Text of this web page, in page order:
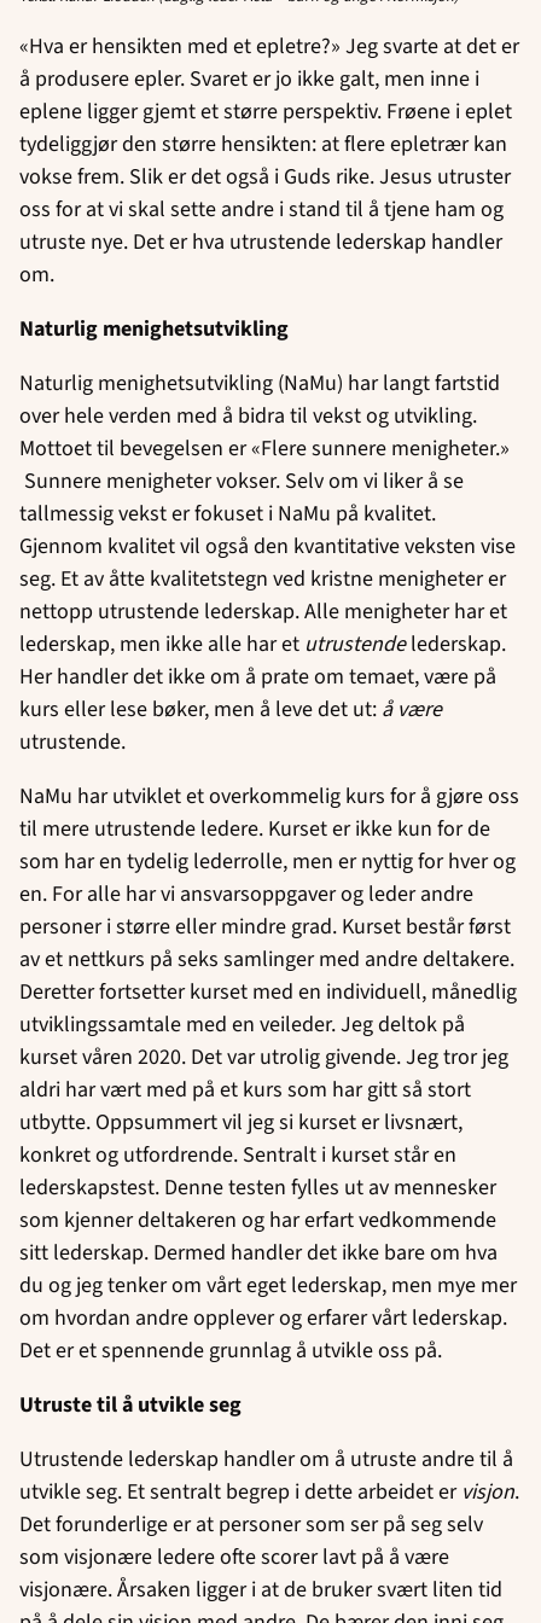
«Hva er hensikten med et epletre?» Jeg svarte at det er
å produsere epler. Svaret er jo ikke galt, men inne i
eplene ligger gjemt et større perspektiv. Frøene i eplet
tydeliggjør den større hensikten: at flere epletrær kan
vokse frem. Slik er det også i Guds rike. Jesus utruster
oss for at vi skal sette andre i stand til å tjene ham og
utruste nye. Det er hva utrustende lederskap handler
om.
Naturlig menighetsutvikling
Naturlig menighetsutvikling (NaMu) har langt fartstid
over hele verden med å bidra til vekst og utvikling.
Mottoet til bevegelsen er «Flere sunnere menigheter.»
Sunnere menigheter vokser. Selv om vi liker å se
tallmessig vekst er fokuset i NaMu på kvalitet.
Gjennom kvalitet vil også den kvantitative veksten vise
seg. Et av åtte kvalitetstegn ved kristne menigheter er
nettopp utrustende lederskap. Alle menigheter har et
lederskap, men ikke alle har et utrustendelederskap.
Her handler det ikke om å prate om temaet, være på
kurs eller lese bøker, men å leve det ut: å være
utrustende.
NaMu har utviklet et overkommelig kurs for å gjøre oss
til mere utrustende ledere. Kurset er ikke kun for de
som har en tydelig lederrolle, men er nyttig for hver og
en. For alle har vi ansvarsoppgaver og leder andre
personer i større eller mindre grad. Kurset består først
av et nettkurs på seks samlinger med andre deltakere.
Deretter fortsetter kurset med en individuell, månedlig
utviklingssamtale med en veileder. Jeg deltok på
kurset våren 2020. Det var utrolig givende. Jeg tror jeg
aldri har vært med på et kurs som har gitt så stort
utbytte. Oppsummert vil jeg si kurset er livsnært,
konkret og utfordrende. Sentralt i kurset står en
lederskapstest. Denne testen fylles ut av mennesker
som kjenner deltakeren og har erfart vedkommende
sitt lederskap. Dermed handler det ikke bare om hva
du og jeg tenker om vårt eget lederskap, men mye mer
om hvordan andre opplever og erfarer vårt lederskap.
Det er et spennende grunnlag å utvikle oss på.
Utruste til å utvikle seg
Utrustende lederskap handler om å utruste andre til å
utvikle seg. Et sentralt begrep i dette arbeidet er visjon.
Det forunderlige er at personer som ser på seg selv
som visjonære ledere ofte scorer lavt på å være
visjonære. Årsaken ligger i at de bruker svært liten tid